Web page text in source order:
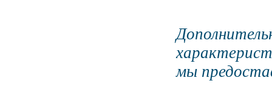
мы